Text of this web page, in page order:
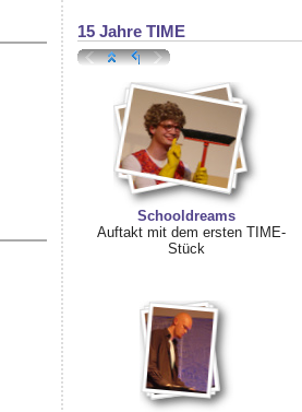
15 Jahre TIME
Schooldreams
Auftakt mit dem ersten TIME-
Stück